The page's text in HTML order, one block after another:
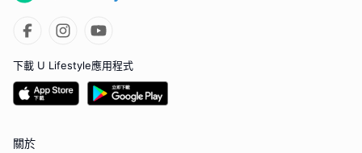
下載 U Lifestyle應用程式
關於